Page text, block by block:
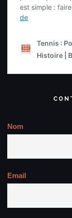
Nom
Email